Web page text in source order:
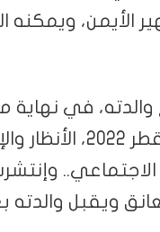
الظهير الأيمن،
في نهاية
“أسود الأطلس” مع بلجيكا ضمن منافسات كأس
الاجتماعي..
ويقبل والدته